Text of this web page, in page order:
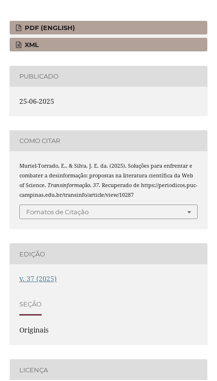
PDF (ENGLISH)
XML
PUBLICADO
25-06-2025
COMO CITAR
Muriel-Torrado, E., & Silva, J. E. da. (2025). Soluções para enfrentar e
combater a desinformação: propostas na literatura científica da Web
of Science. Transinformação, 37. Recuperado de https://periodicos.puc-
campinas.edu.br/transinfo/article/view/10287
Fomatos de Citação
EDIÇÃO
v. 37 (2025)
SEÇÃO
Originais
LICENÇA